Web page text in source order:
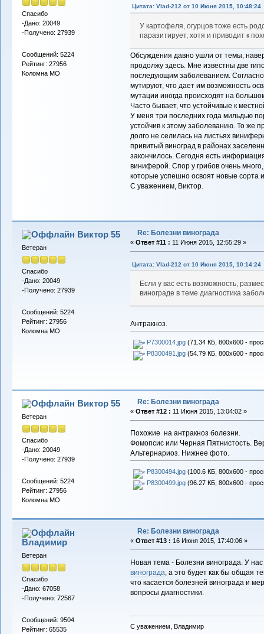
Спасибо
-Дано: 20049
-Получено: 27939
Сообщений: 5224
Рейтинг: 27956
Коломна МО
Цитата: Vlad-212 от 10 Июня 2015, 10:48:24
У картофеля, огурцов тоже есть
паразитирует, хотя и приводит к
Обсуждения давно ушли от темы,
продолжу здесь. Мне известны две
последующим заболеванием.
мутируют, что дает им возможность
мутации иногда происходят на
Часто бывает, что устойчивые к
У меня три последних года мильдью
устойчив к этому заболеванию. То же
долго не селилась на листьях
привитый виноград в районах
закончилось. Сегодня есть
виниферой. Спор у грибов очень
которые успешно освоят новые сорта
С уважением, Виктор.
Виктор 55
Ветеран
Спасибо
-Дано: 20049
-Получено: 27939
Сообщений: 5224
Рейтинг: 27956
Коломна МО
Re: Болезни винограда
« Ответ #11 : 11 Июня 2015, 12:55:29 »
Цитата: Vlad-212 от 10 Июня 2015, 10:14:24
Если у вас есть возможность,
винограде в теме диагностика
Антракноз.
P7300014.jpg(71.34 КБ, 800x600 -
P8300491.jpg(54.79 КБ, 800x600 -
Виктор 55
Ветеран
Спасибо
-Дано: 20049
-Получено: 27939
Сообщений: 5224
Рейтинг: 27956
Коломна МО
Re: Болезни винограда
« Ответ #12 : 11 Июня 2015, 13:04:02 »
Похожие на антракноз болезни.
Фомопсис или Черная Пятнистость.
Альтернариоз. Нижнее фото.
P8300494.jpg(100.6 КБ, 800x600 -
P8300499.jpg(96.27 КБ, 800x600 -
Владимиp
Ветеран
Спасибо
-Дано: 67058
-Получено: 72567
Сообщений: 9504
Рейтинг: 65535
Re: Болезни винограда
« Ответ #13 : 16 Июня 2015, 17:40:06 »
Новая тема - Болезни винограда. У
винограда , а это будет как бы общая
что касается болезней винограда и
вопросы диагностики.
С уважением, Владимир